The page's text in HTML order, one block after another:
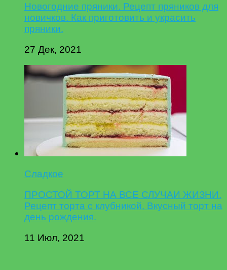
Новогодние пряники. Рецепт пряников для
новичков. Как приготовить и украсить
пряники.
27 Дек, 2021
Сладкое
ПРОСТОЙ ТОРТ НА ВСЕ СЛУЧАИ ЖИЗНИ.
Рецепт торта с клубникой. Вкусный торт на
день рождения.
11 Июл, 2021